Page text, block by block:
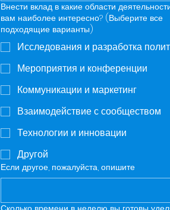
Внести вклад в какие области
вам наиболее интересно? (Выберите все
подходящие варианты)
Исследования и разработка
Мероприятия и конференции
Коммуникации и маркетинг
Взаимодействие с сообществом
Технологии и инновации
Другой
Если другое, пожалуйста, опишите